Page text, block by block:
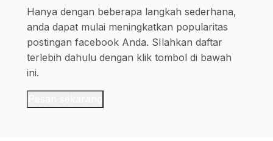
Hanya dengan beberapa langkah sederhana,
anda dapat mulai meningkatkan popularitas
postingan facebook Anda. SIlahkan daftar
terlebih dahulu dengan klik tombol di bawah
ini.